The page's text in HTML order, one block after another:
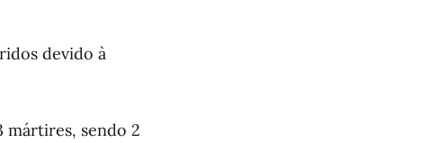
devido à
mártires, sendo 2